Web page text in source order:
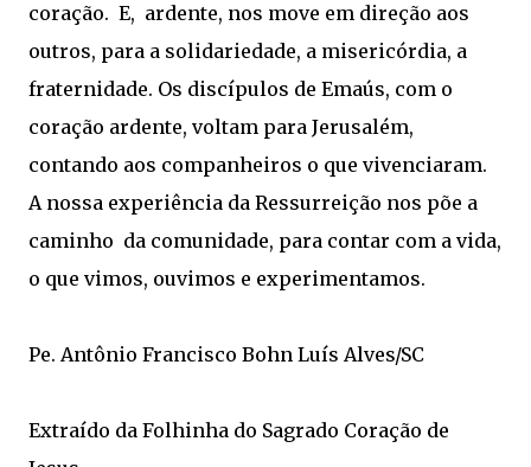
coração. E, ardente, nos move em direção aos
outros, para a solidariedade, a misericórdia, a
fraternidade. Os discípulos de Emaús, com o
coração ardente, voltam para Jerusalém,
contando aos companheiros o que vivenciaram.
A nossa experiência da Ressurreição nos põe a
caminho da comunidade, para contar com a vida,
o que vimos, ouvimos e experimentamos.
Pe. Antônio Francisco Bohn Luís Alves/SC
Extraído da Folhinha do Sagrado Coração de